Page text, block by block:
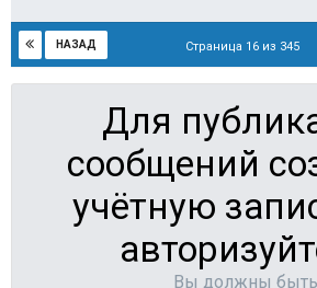
НАЗАД Страница 16 из 345
Для
сообщений
учётную
Вы должны быть